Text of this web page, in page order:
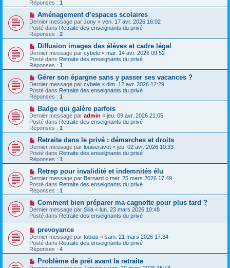
s
a
g
e
e
u
m
e
s
s
a
g
e
Réponses : 1
N
o
u
v
e
a
u
m
e
s
s
a
g
e
Aménagement d’espaces scolaires
Dernier message par Jony « ven. 17 avr. 2026 16:02
Posté dans Retraite des enseignants du privé
Réponses : 2
N
o
u
v
e
a
m
e
s
s
a
g
e
Diffusion images des élèves et cadre légal
Dernier message par cybele « mar. 14 avr. 2026 09:52
Posté dans Retraite des enseignants du privé
Réponses : 1
N
o
u
v
e
a
u
m
e
s
s
a
g
e
Gérer son épargne sans y passer ses vacances ?
Dernier message par cybele « dim. 12 avr. 2026 12:29
Posté dans Retraite des enseignants du privé
Réponses : 1
N
o
u
v
e
a
u
m
e
s
s
a
g
e
Badge qui galère parfois
Dernier message par admin « jeu. 09 avr. 2026 21:05
Posté dans Retraite des enseignants du privé
Réponses : 1
N
o
u
v
e
a
u
m
e
s
s
a
g
e
Retraite dans le privé : démarches et droits
Dernier message par louiseravot « jeu. 02 avr. 2026 10:33
Posté dans Retraite des enseignants du privé
Réponses : 1
N
o
u
v
e
a
m
e
a
g
e
Retrep pour invalidité et indemnités élu
Dernier message par Bernard « mer. 25 mars 2026 17:49
Posté dans Retraite des enseignants du privé
Réponses : 1
N
o
u
v
u
m
e
s
Comment bien préparer ma cagnotte pour plus tard ?
Dernier message par Silia « lun. 23 mars 2026 10:48
Posté dans Retraite des enseignants du privé
N
o
u
v
e
a
u
prevoyance
Dernier message par tobias « sam. 21 mars 2026 17:34
Posté dans Retraite des enseignants du privé
Réponses : 4
N
o
Problème de prêt avant la retraite